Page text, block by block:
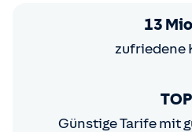
13
zufriedene
TOP
Günstige Tarife mit